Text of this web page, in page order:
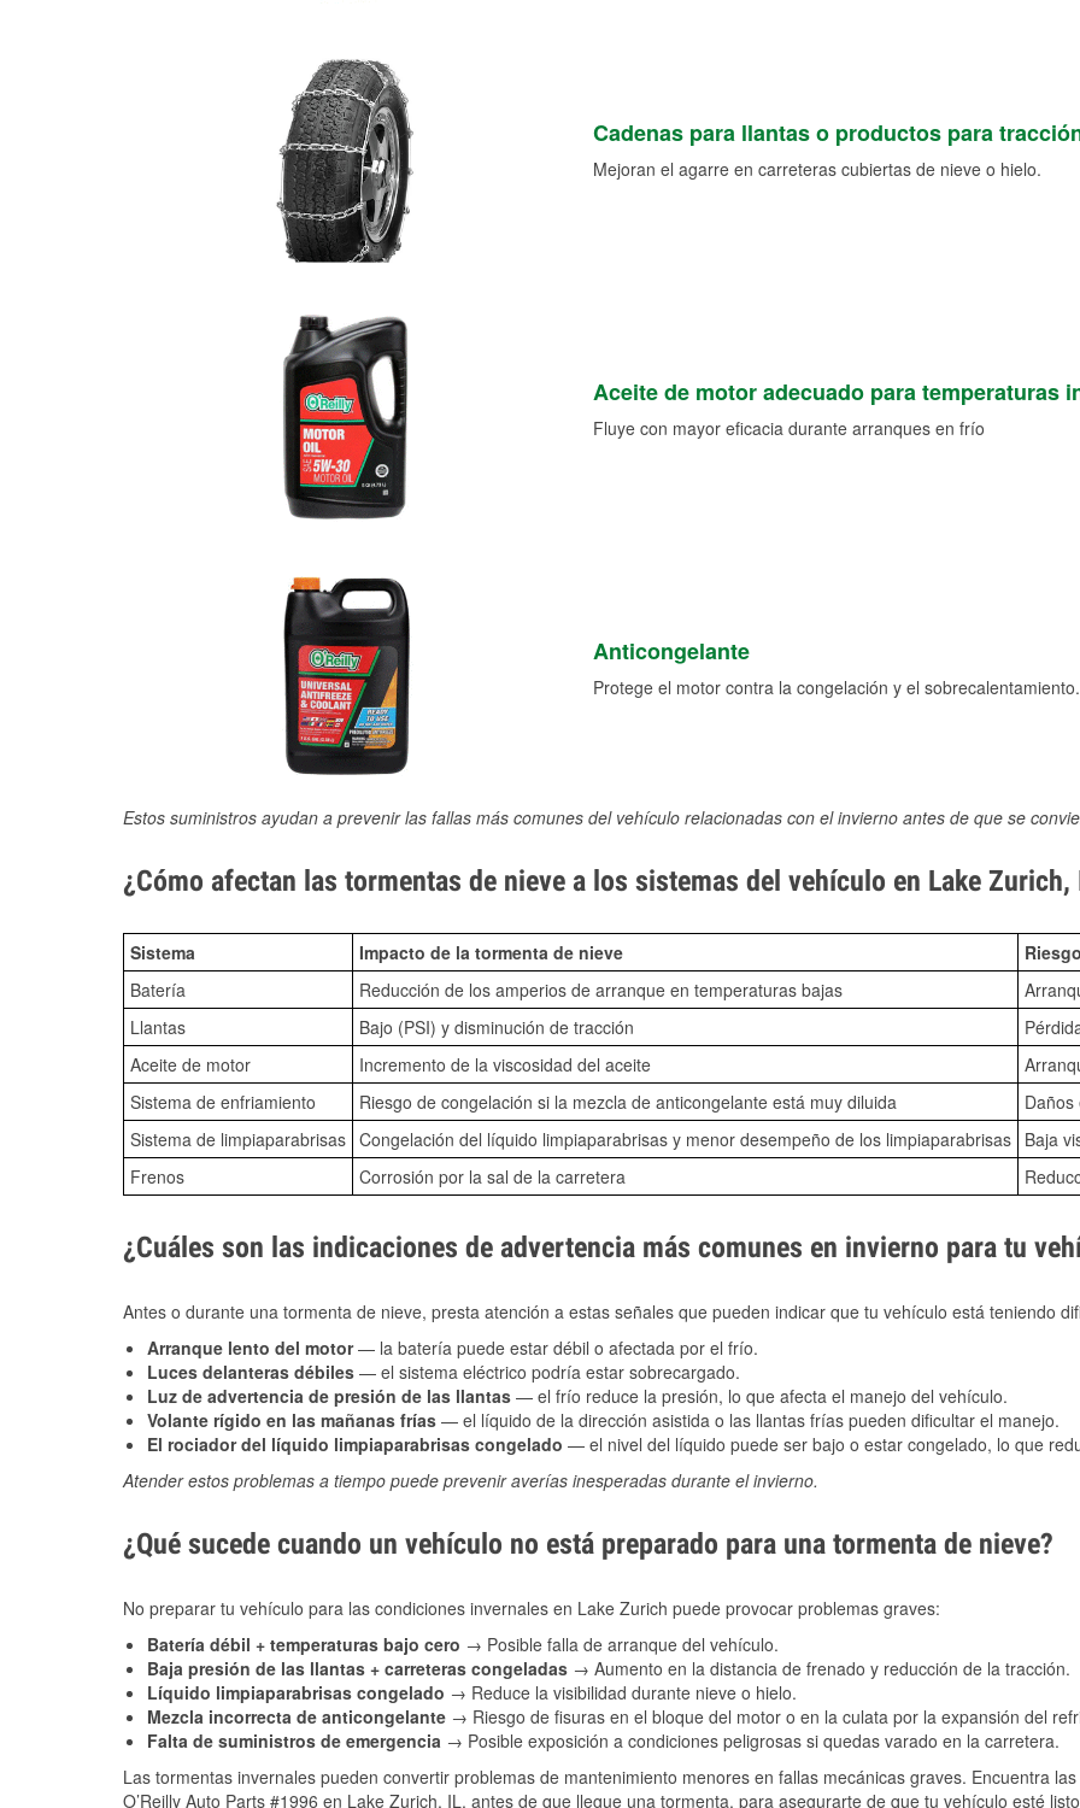
Cadenas para llantas o productos para
Mejoran el agarre en carreteras cubiertas de nieve o hielo.
Aceite de motor adecuado para temperaturas
Fluye con mayor eficacia durante arranques en frío
Anticongelante
Protege el motor contra la congelación y el sobrecalentamiento.
Estos suministros ayudan a prevenir las fallas más comunes del vehículo relacionadas con el invierno antes de que se
¿Cómo afectan las tormentas de nieve a los sistemas del vehículo en Lake Zurich,
Sistema Impacto de la tormenta de nieve
Batería
Reducción de los amperios de arranque en temperaturas bajas
Llantas
Bajo (PSI) y disminución de tracción
Aceite de motor
Incremento de la viscosidad del aceite
Sistema de enfriamiento
Riesgo de congelación si la mezcla de anticongelante está muy diluida
Sistema de limpiaparabrisas Congelación del líquido limpiaparabrisas y menor desempeño de los limpiaparabrisas Baja
Frenos
Corrosión por la sal de la carretera
¿Cuáles son las indicaciones de advertencia más comunes en invierno para tu
Antes o durante una tormenta de nieve, presta atención a estas señales que pueden indicar que tu vehículo está teniendo
Arranque lento del motor— la batería puede estar débil o afectada por el frío.
Luces delanteras débiles — el sistema eléctrico podría estar sobrecargado.
Luz de advertencia de presión de las llantas — el frío reduce la presión, lo que afecta el manejo del vehículo.
Volante rígido en las mañanas frías — el líquido de la dirección asistida o las llantas frías pueden dificultar el manejo.
El rociador del líquido limpiaparabrisas congelado — el nivel del líquido puede ser bajo o estar congelado, lo que
Atender estos problemas a tiempo puede prevenir averías inesperadas durante el invierno.
¿Qué sucede cuando un vehículo no está preparado para una tormenta de nieve?
No preparar tu vehículo para las condiciones invernales en Lake Zurich puede provocar problemas graves:
Batería débil + temperaturas bajo cero → Posible falla de arranque del vehículo.
Baja presión de las llantas + carreteras congeladas → Aumento en la distancia de frenado y reducción de la tracción.
Líquido limpiaparabrisas congelado → Reduce la visibilidad durante nieve o hielo.
Mezcla incorrecta de anticongelante → Riesgo de fisuras en el bloque del motor o en la culata por la expansión del
Falta de suministros de emergencia → Posible exposición a condiciones peligrosas si quedas varado en la carretera.
Las tormentas invernales pueden convertir problemas de mantenimiento menores en fallas mecánicas graves. Encuentra
O’Reilly Auto Parts #1996 en Lake Zurich, IL, antes de que llegue una tormenta, para asegurarte de que tu vehículo esté